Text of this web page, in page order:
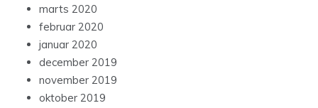
marts 2020
februar 2020
januar 2020
december 2019
november 2019
oktober 2019